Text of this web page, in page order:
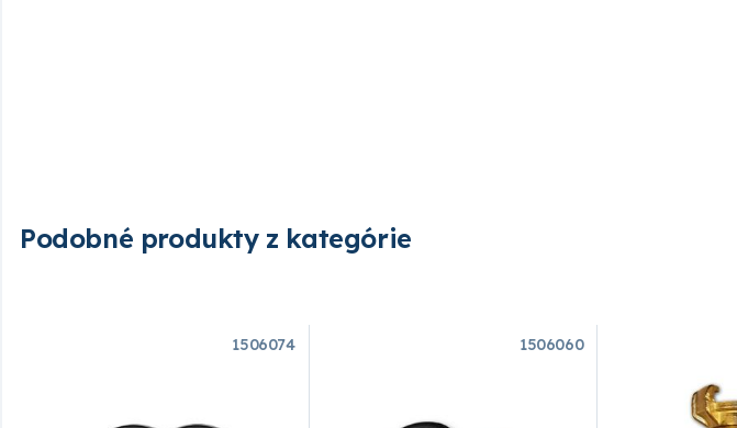
Podobné produkty z kategórie
1506074 1506060